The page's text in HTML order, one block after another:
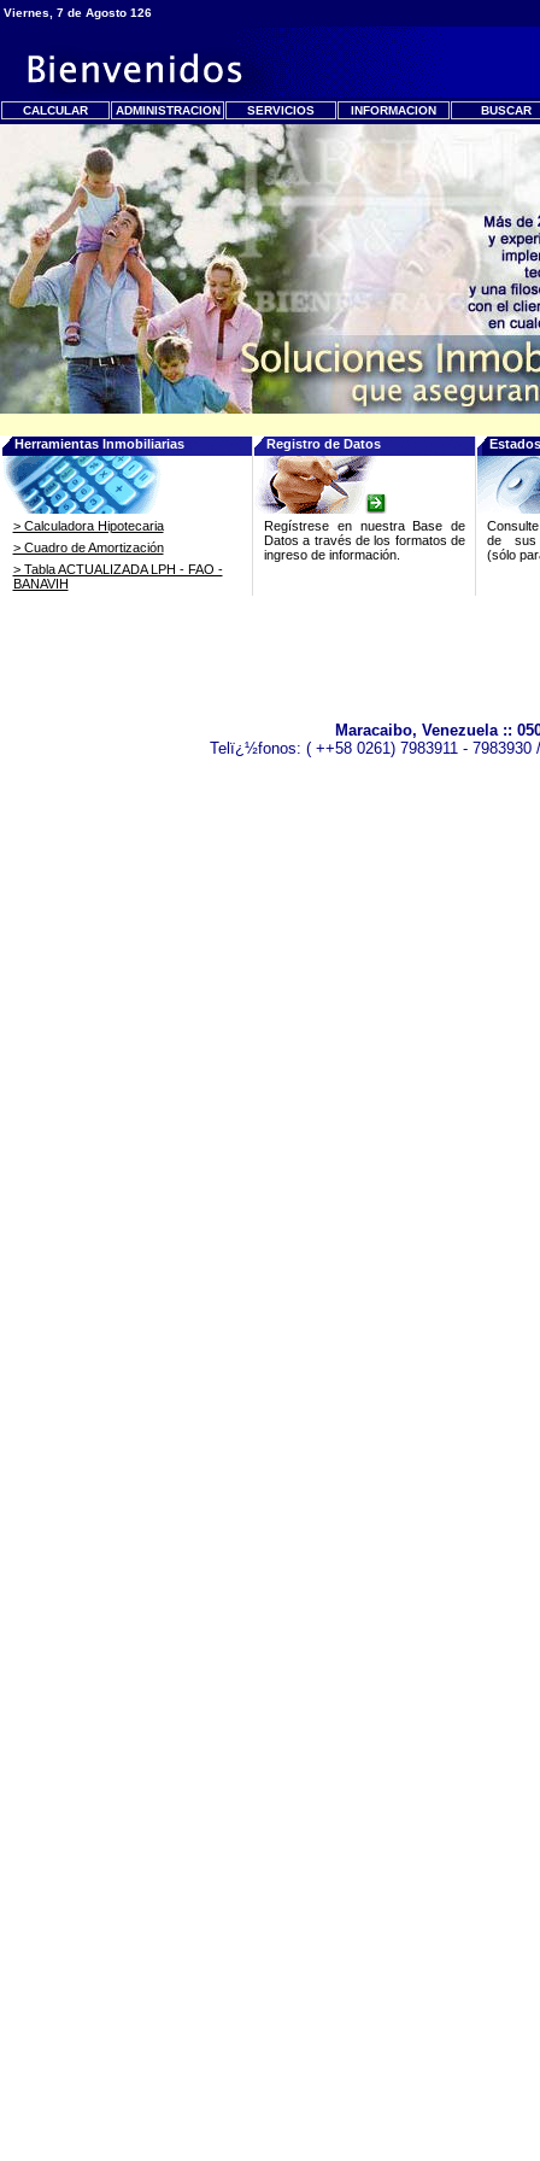
Viernes, 7 de Agosto 126
CALCULAR ADMINISTRACION SERVICIOS INFORMACION BUSCAR
Herramientas Inmobiliarias Registro de Datos
> Calculadora Hipotecaria
> Cuadro de Amortización
> Tabla ACTUALIZADA LPH - FAO -
BANAVIH
Regístrese en nuestra Base de
Datos a través de los formatos de
ingreso de información.
de sus
(sólo
Maracaibo, Venezuela ::
Telï¿½fonos: ( ++58 0261) 7983911 -